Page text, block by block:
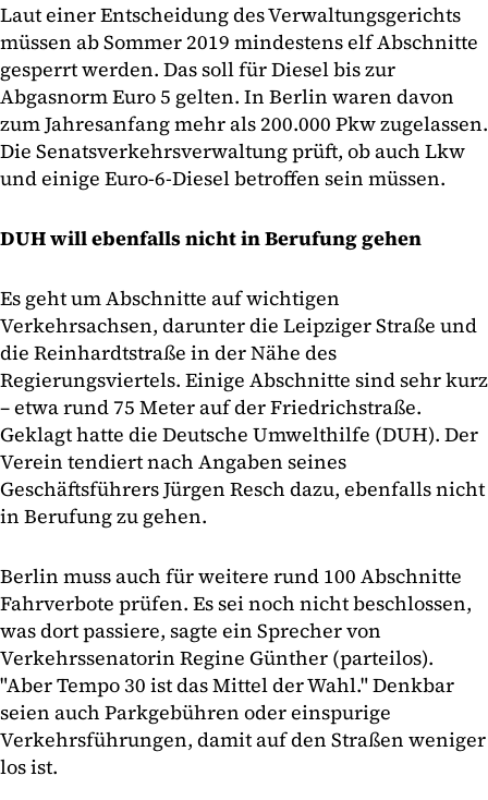
Laut einer Entscheidung des Verwaltungsgerichts
müssen ab Sommer 2019 mindestens elf Abschnitte
gesperrt werden. Das soll für Diesel bis zur
Abgasnorm Euro 5 gelten. In Berlin waren davon
zum Jahresanfang mehr als 200.000 Pkw zugelassen.
Die Senatsverkehrsverwaltung prüft, ob auch Lkw
und einige Euro-6-Diesel betroffen sein müssen.
DUH will ebenfalls nicht in Berufung gehen
Es geht um Abschnitte auf wichtigen
Verkehrsachsen, darunter die Leipziger Straße und
die Reinhardtstraße in der Nähe des
Regierungsviertels. Einige Abschnitte sind sehr kurz
– etwa rund 75 Meter auf der Friedrichstraße.
Geklagt hatte die Deutsche Umwelthilfe (DUH). Der
Verein tendiert nach Angaben seines
Geschäftsführers Jürgen Resch dazu, ebenfalls nicht
in Berufung zu gehen.
Berlin muss auch für weitere rund 100 Abschnitte
Fahrverbote prüfen. Es sei noch nicht beschlossen,
was dort passiere, sagte ein Sprecher von
Verkehrssenatorin Regine Günther (parteilos).
"Aber Tempo 30 ist das Mittel der Wahl." Denkbar
seien auch Parkgebühren oder einspurige
Verkehrsführungen, damit auf den Straßen weniger
los ist.